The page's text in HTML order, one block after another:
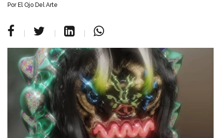
Por El Ojo Del Arte